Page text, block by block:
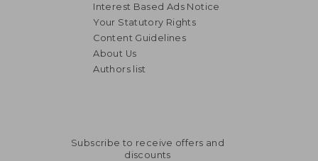
NT$ 1,290
Interest Based Ads Notice
Your Statutory Rights
Content Guidelines
About Us
Authors list
Subscribe to receive offers and
discounts